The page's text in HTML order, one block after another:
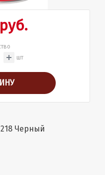
шт
218 Черный